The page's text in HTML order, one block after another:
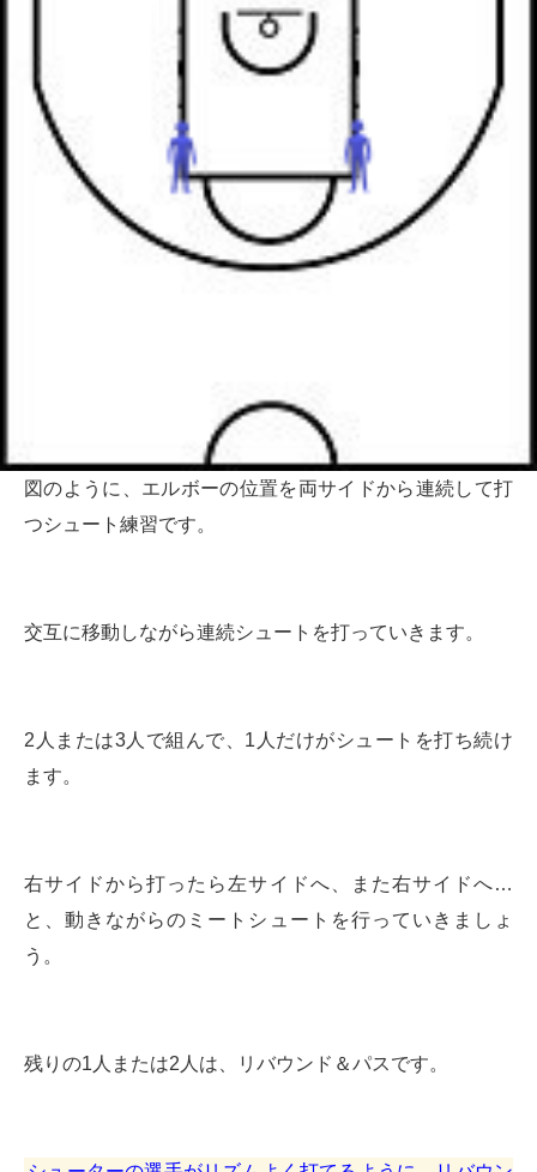
図のように、エルボーの位置を両サイドから連続して打
つシュート練習です。
交互に移動しながら連続シュートを打っていきます。
2人または3人で組んで、1人だけがシュートを打ち続け
ます。
右サイドから打ったら左サイドへ、また右サイドへ…
と、動きながらのミートシュートを行っていきましょ
う。
残りの1人または2人は、リバウンド＆パスです。